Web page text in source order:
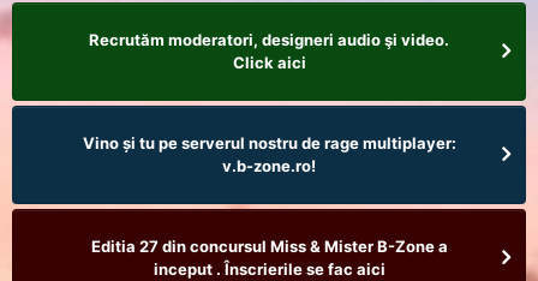
Recrutăm moderatori, designeri audio şi video.
Click aici
Vino și tu pe serverul nostru de rage multiplayer:
v.b-zone.ro!
Editia 27 din concursul Miss & Mister B-Zone a
inceput . Înscrierile se fac aici